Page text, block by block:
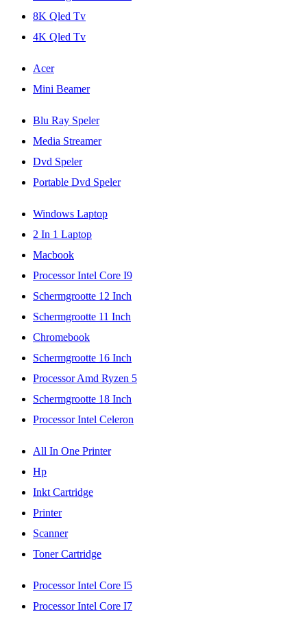
8K Qled Tv
4K Qled Tv
Acer
Mini Beamer
Blu Ray Speler
Media Streamer
Dvd Speler
Portable Dvd Speler
Windows Laptop
2 In 1 Laptop
Macbook
Processor Intel Core I9
Schermgrootte 12 Inch
Schermgrootte 11 Inch
Chromebook
Schermgrootte 16 Inch
Processor Amd Ryzen 5
Schermgrootte 18 Inch
Processor Intel Celeron
All In One Printer
Hp
Inkt Cartridge
Printer
Scanner
Toner Cartridge
Processor Intel Core I5
Processor Intel Core I7